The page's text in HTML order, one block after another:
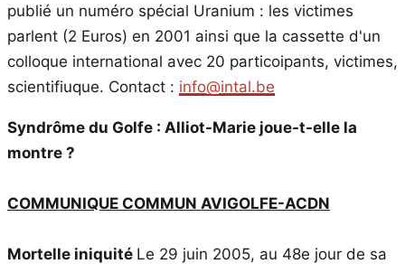
publié un numéro spécial Uranium : les victimes
parlent (2 Euros) en 2001 ainsi que la cassette d'un
colloque international avec 20 particoipants, victimes,
scientifiuque. Contact : info@intal.be
Syndrôme du Golfe : Alliot-Marie joue-t-elle la
montre ?
COMMUNIQUE COMMUN AVIGOLFE-ACDN
Mortelle iniquité Le 29 juin 2005, au 48e jour de sa